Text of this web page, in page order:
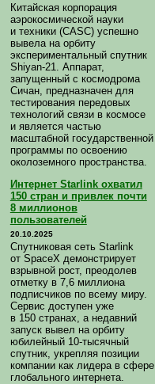
Китайская корпорация
аэрокосмической науки
и техники (CASC) успешно
вывела на орбиту
экспериментальный спутник
Shiyan-21. Аппарат,
запущенный с космодрома
Сичан, предназначен для
тестирования передовых
технологий связи в космосе
и является частью
масштабной государственной
программы по освоению
околоземного пространства.
Интернет Starlink охватил
150 стран и привлек почти
8 миллионов
пользователей
20.10.2025
Спутниковая сеть Starlink
от SpaceX демонстрирует
взрывной рост, преодолев
отметку в 7,6 миллиона
подписчиков по всему миру.
Сервис доступен уже
в 150 странах, а недавний
запуск вывел на орбиту
юбилейный 10-тысячный
спутник, укрепляя позиции
компании как лидера в сфере
глобального интернета.